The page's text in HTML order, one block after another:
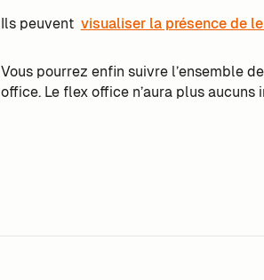
Ils peuvent visualiser la présence de
Vous pourrez enfin suivre l’ensemble
office. Le flex office n’aura plus aucuns